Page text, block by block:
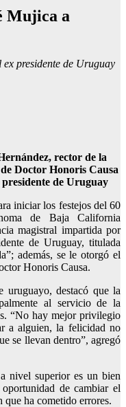
Mujica a
presidente de Uruguay
rector de la
Doctor Honoris Causa
de Uruguay
iniciar los festejos del 60
de Baja California
magistral impartida por
de Uruguay, titulada
además, se le otorgó el
Honoris Causa.
uruguayo, destacó que la
al servicio de la
“No hay mejor privilegio
a alguien, la felicidad no
se llevan dentro”, agregó
nivel superior es un bien
de cambiar el
ha cometido errores.